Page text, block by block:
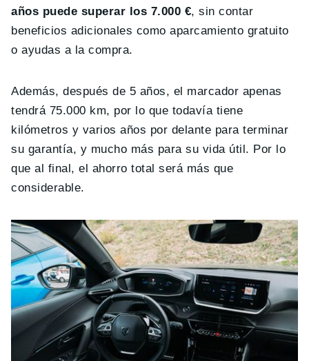
años puede superar los 7.000 €, sin contar
beneficios adicionales como aparcamiento gratuito
o ayudas a la compra.
Además, después de 5 años, el marcador apenas
tendrá 75.000 km, por lo que todavía tiene
kilómetros y varios años por delante para terminar
su garantía, y mucho más para su vida útil. Por lo
que al final, el ahorro total será más que
considerable.